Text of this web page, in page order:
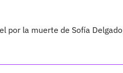
por la muerte de Sofía